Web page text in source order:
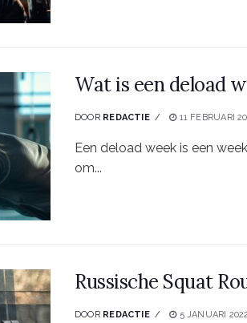
Wat is een deload
DOOR REDACTIE 11 FEBRUARI
Een deload week is een
om...
Russische Squat
DOOR REDACTIE 5 JANUARI 2022